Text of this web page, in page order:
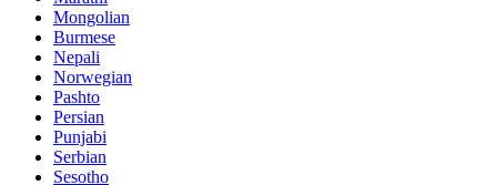
Mongolian
Burmese
Nepali
Norwegian
Pashto
Persian
Punjabi
Serbian
Sesotho